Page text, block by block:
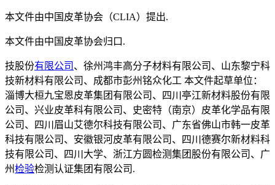
本文件由中国皮革协会（CLIA）提出.
本文件由中国皮革协会归口.
技股份有限公司 、徐州鸿丰高分子材料有限公司、山东黎宁科
技新材料有限公司、成都市彭州铭众化工 本文件起草单位：
淄博大桓九宝恩皮革集团有限公司、四川亭江新材料股份有限
公司、兴业皮革科有限公司、史密特（南京）皮革化学品有限
公司、四川眉山艾德尔科技有限公司、广东省佛山市韩一皮革
科技有限公司、安徽银河皮革有限公司、四川德赛尔新材料科
技有限公司、四川大学、浙江方圆检测集团股份有限公司、广
州检验检测认证集团有限公司.